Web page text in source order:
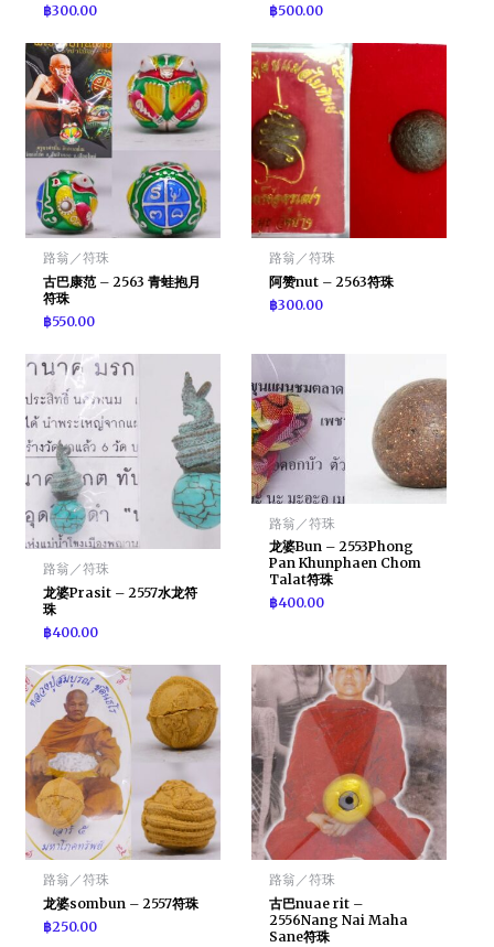
฿300.00
฿500.00
路翁／符珠
古巴康范 – 2563 青蛙抱月
符珠
฿550.00
路翁／符珠
阿赞nut – 2563符珠
฿300.00
路翁／符珠
龙婆Prasit – 2557水龙符
珠
฿400.00
路翁／符珠
龙婆Bun – 2553Phong
Pan Khunphaen Chom
Talat符珠
฿400.00
路翁／符珠
龙婆sombun – 2557符珠
฿250.00
路翁／符珠
古巴nuae rit –
2556Nang Nai Maha
Sane符珠